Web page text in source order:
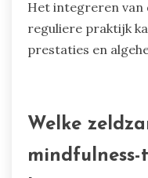
van succesvolle
zelfvertrouwen en
vergroot.
vermindert.
Het integreren van